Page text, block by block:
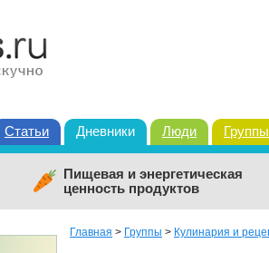
Статьи Дневники Люди Группы
Пищевая и энергетическая
ценность продуктов
Главная > Группы > Кулинария и